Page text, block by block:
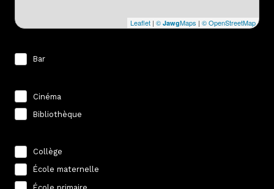
Leaflet | © JawgMaps | © OpenStreetMap
Bar
Cinéma
Bibliothèque
Collège
École maternelle